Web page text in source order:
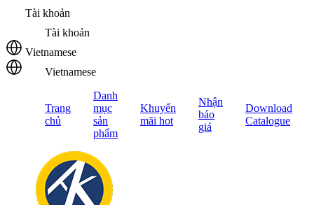
Tài khoản
Tài khoản
Vietnamese
Vietnamese
Trang
chủ
Danh
mục
sản
phẩm
Khuyến
mãi hot
Nhận
báo
giá
Download
Catalogue